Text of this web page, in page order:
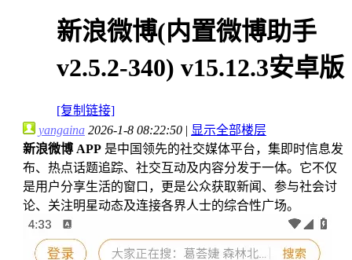
新浪微博(内置微博助手
v2.5.2-340) v15.12.3安卓版
[复制链接]
yangaina 2026-1-8 08:22:50 | 显示全部楼层
新浪微博 APP 是中国领先的社交媒体平台，集即时信息发
布、热点话题追踪、社交互动及内容分发于一体。它不仅
是用户分享生活的窗口，更是公众获取新闻、参与社会讨
论、关注明星动态及连接各界人士的综合性广场。